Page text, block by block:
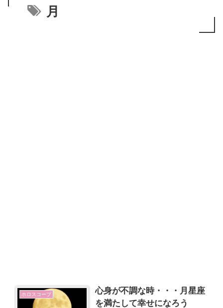
月
ホロスコープ
心身が不調な時・・・月星座
を満たして幸せになろう